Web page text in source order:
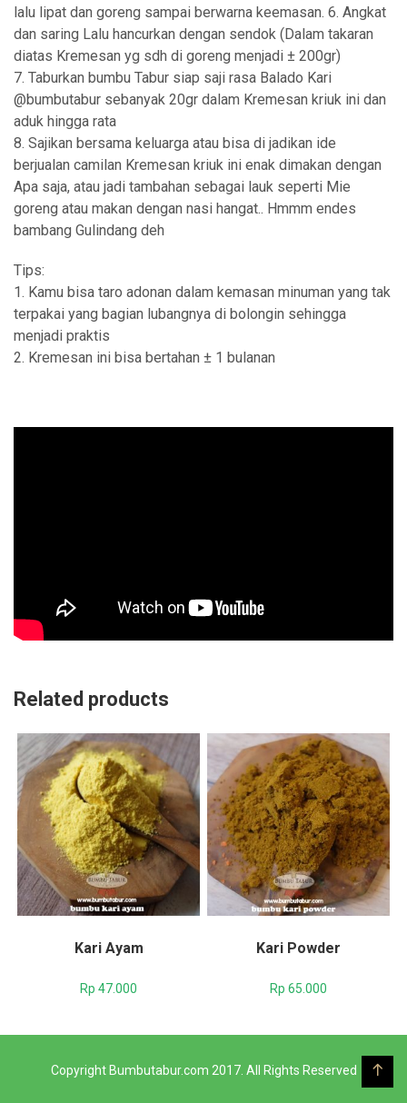
lalu lipat dan goreng sampai berwarna keemasan. 6. Angkat
dan saring Lalu hancurkan dengan sendok (Dalam takaran
diatas Kremesan yg sdh di goreng menjadi ± 200gr)
7. Taburkan bumbu Tabur siap saji rasa Balado Kari
@bumbutabur sebanyak 20gr dalam Kremesan kriuk ini dan
aduk hingga rata
8. Sajikan bersama keluarga atau bisa di jadikan ide
berjualan camilan Kremesan kriuk ini enak dimakan dengan
Apa saja, atau jadi tambahan sebagai lauk seperti Mie
goreng atau makan dengan nasi hangat.. Hmmm endes
bambang Gulindang deh
Tips:
1. Kamu bisa taro adonan dalam kemasan minuman yang tak
terpakai yang bagian lubangnya di bolongin sehingga
menjadi praktis
2. Kremesan ini bisa bertahan ± 1 bulanan
Related products
Kari Ayam
Rp 47.000
Kari Powder
Rp 65.000
Copyright Bumbutabur.com 2017. All Rights Reserved